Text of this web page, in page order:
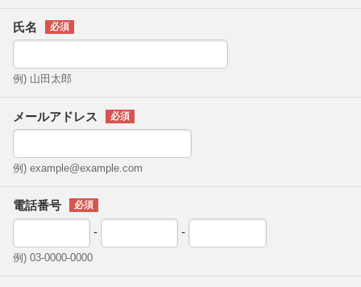
氏名
例) 山田太郎
メールアドレス
例) example@example.com
電話番号
-
-
例) 03-0000-0000